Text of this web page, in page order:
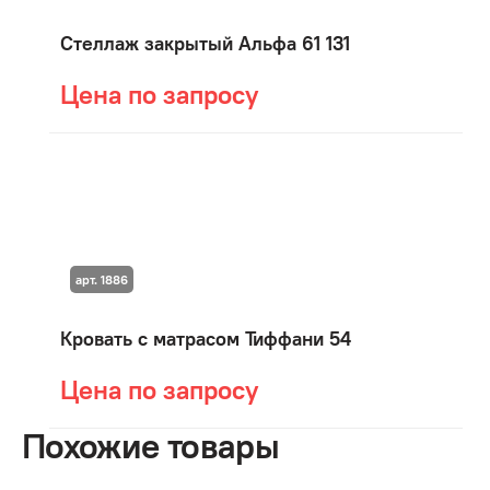
Стеллаж закрытый Альфа 61 131
Цена по запросу
Кровать с матрасом Тиффани 54
Цена по запросу
арт. 1886
Похожие товары